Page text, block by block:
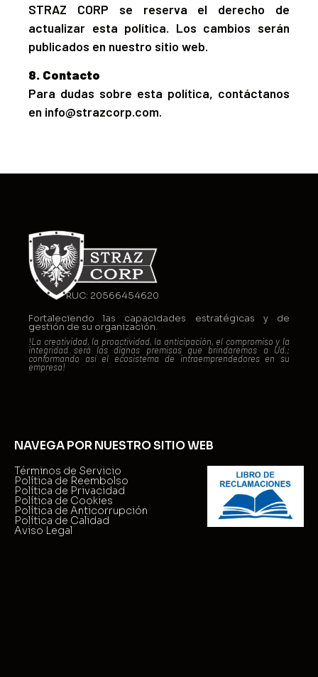
STRAZ CORP se reserva el derecho de
actualizar esta política. Los cambios serán
publicados en nuestro sitio web.
8. Contacto
Para dudas sobre esta política, contáctanos
en info@strazcorp.com.
RUC: 20566454620
Fortaleciendo las capacidades estratégicas y de
gestión de su organización.
!La creatividad, la proactividad, la anticipación, el compromiso y la
integridad será las dignas premisas que brindaremos a Ud.;
conformando así el ecosistema de intraemprendedores en su
empresa!
NAVEGA POR NUESTRO SITIO WEB
Términos de Servicio
Política de Reembolso
Política de Privacidad
Política de Cookies
Política de Anticorrupción
Política de Calidad
Aviso Legal